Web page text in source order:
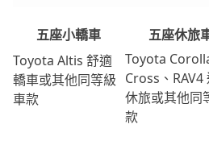
五座小轎車
Toyota Altis 舒適
轎車或其他同等級
車款
五座休旅
Toyota
Cross、RAV4
休旅或其他同
款